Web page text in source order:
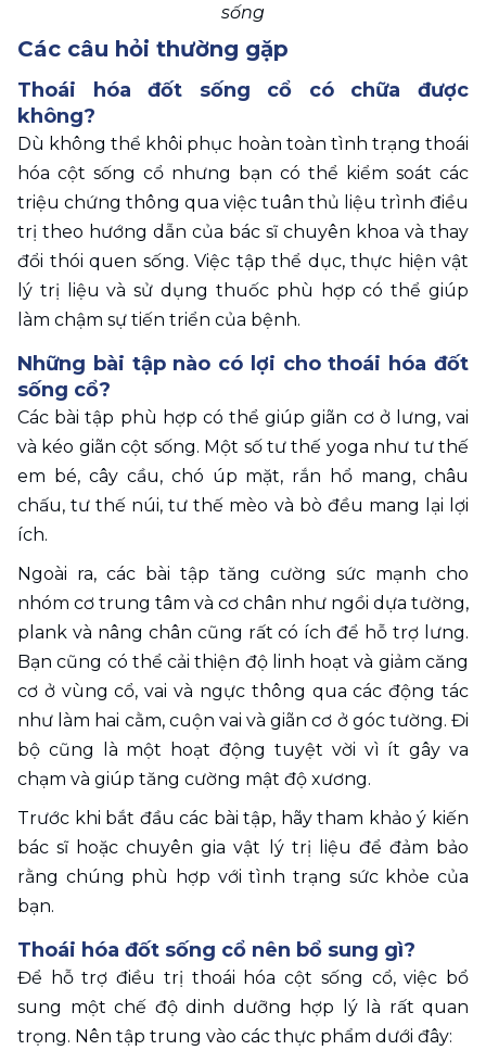
sống
Các câu hỏi thường gặp
Thoái hóa đốt sống cổ có chữa được
không?
Dù không thể khôi phục hoàn toàn tình trạng thoái
hóa cột sống cổ nhưng bạn có thể kiểm soát các
triệu chứng thông qua việc tuân thủ liệu trình điều
trị theo hướng dẫn của bác sĩ chuyên khoa và thay
đổi thói quen sống. Việc tập thể dục, thực hiện vật
lý trị liệu và sử dụng thuốc phù hợp có thể giúp
làm chậm sự tiến triển của bệnh.
Những bài tập nào có lợi cho thoái hóa đốt
sống cổ?
Các bài tập phù hợp có thể giúp giãn cơ ở lưng, vai
và kéo giãn cột sống. Một số tư thế yoga như tư thế
em bé, cây cầu, chó úp mặt, rắn hổ mang, châu
chấu, tư thế núi, tư thế mèo và bò đều mang lại lợi
ích.
Ngoài ra, các bài tập tăng cường sức mạnh cho
nhóm cơ trung tâm và cơ chân như ngồi dựa tường,
plank và nâng chân cũng rất có ích để hỗ trợ lưng.
Bạn cũng có thể cải thiện độ linh hoạt và giảm căng
cơ ở vùng cổ, vai và ngực thông qua các động tác
như làm hai cằm, cuộn vai và giãn cơ ở góc tường. Đi
bộ cũng là một hoạt động tuyệt vời vì ít gây va
chạm và giúp tăng cường mật độ xương.
Trước khi bắt đầu các bài tập, hãy tham khảo ý kiến
bác sĩ hoặc chuyên gia vật lý trị liệu để đảm bảo
rằng chúng phù hợp với tình trạng sức khỏe của
bạn.
Thoái hóa đốt sống cổ nên bổ sung gì?
Để hỗ trợ điều trị thoái hóa cột sống cổ, việc bổ
sung một chế độ dinh dưỡng hợp lý là rất quan
trọng. Nên tập trung vào các thực phẩm dưới đây: